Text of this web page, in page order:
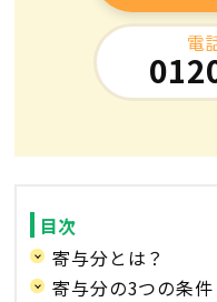
電
目次
寄与分とは？
寄与分の3つの条件